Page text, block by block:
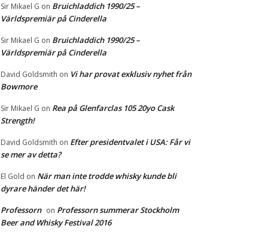
Sir Mikael G on Bruichladdich 1990/25 –
Världspremiär på Cinderella
Sir Mikael G on Bruichladdich 1990/25 –
Världspremiär på Cinderella
David Goldsmith on Vi har provat exklusiv nyhet från
Bowmore
Sir Mikael G on Rea på Glenfarclas 105 20yo Cask
Strength!
David Goldsmith on Efter presidentvalet i USA: Får vi
se mer av detta?
El Gold on När man inte trodde whisky kunde bli
dyrare händer det här!
Professorn on Professorn summerar Stockholm
Beer and Whisky Festival 2016